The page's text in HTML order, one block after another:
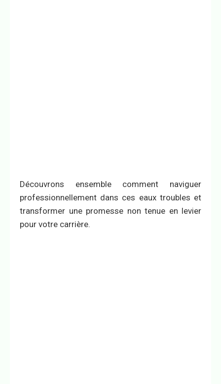
Découvrons ensemble comment naviguer
professionnellement dans ces eaux troubles et
transformer une promesse non tenue en levier
pour votre carrière.